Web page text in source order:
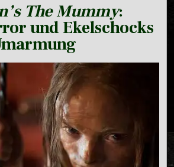
The Mummy:
und Ekelschocks